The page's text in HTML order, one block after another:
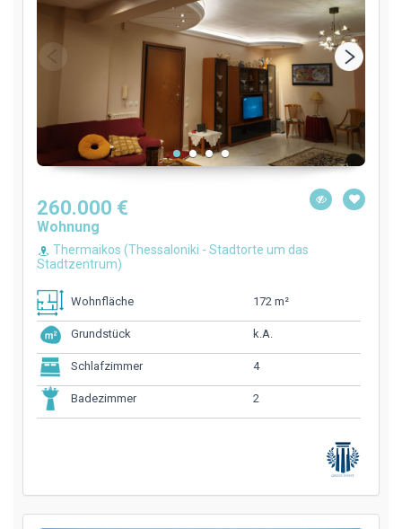
260.000 €
Wohnung
Thermaikos (Thessaloniki - Stadtorte um das
Stadtzentrum)
Wohnfläche 172 m²
Grundstück k.A.
Schlafzimmer 4
Badezimmer 2